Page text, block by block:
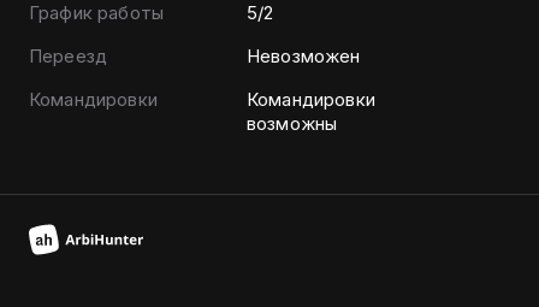
График работы
5/2
Переезд
Невозможен
Командировки
Командировки
возможны